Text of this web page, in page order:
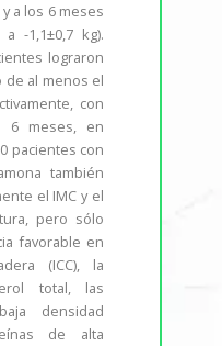
a los 6 meses
-1,1±0,7 kg).
lograron
al menos el
con
6 meses, en
pacientes con
también
el IMC y el
pero sólo
favorable en
(ICC), la
total, las
densidad
de alta